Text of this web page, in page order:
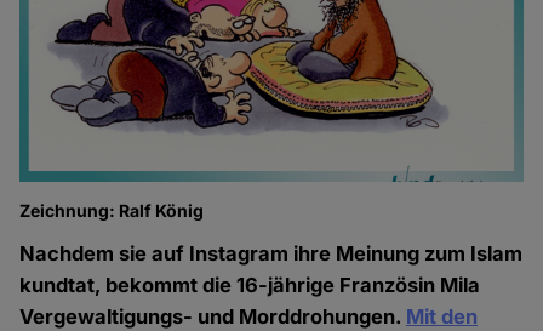
Zeichnung: Ralf König
Nachdem sie auf Instagram ihre Meinung zum Islam
kundtat, bekommt die 16-jährige Französin Mila
Vergewaltigungs- und Morddrohungen. Mit den